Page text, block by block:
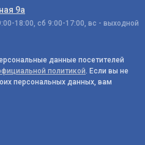
9а
18:00, сб 9:00-17:00, вс - выходной
данные посетителей
политикой. Если вы не
персональных данных, вам